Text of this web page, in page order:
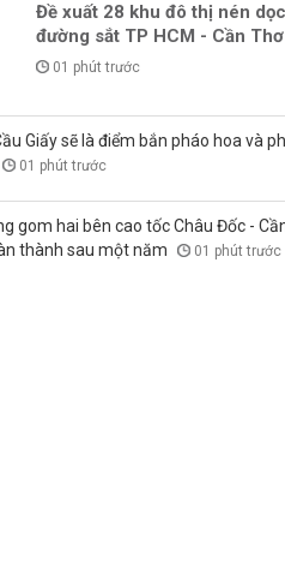
Đề xuất 28 khu đô thị nén dọc
đường sắt TP HCM - Cần Thơ
01 phút trước
Giấy sẽ là điểm bắn pháo hoa và
01 phút trước
gom hai bên cao tốc Châu Đốc -
thành sau một năm
01 phút trước